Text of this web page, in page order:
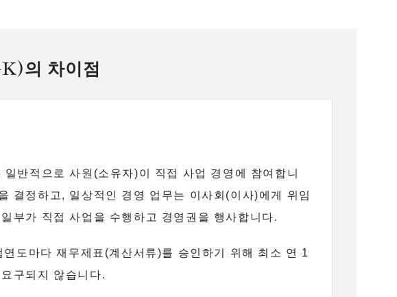
의 차이점
반적으로 사원(소유자)이 직접 사업 경영에 참여합니
결정하고, 일상적인 경영 업무는 이사회(이사)에게 위임
부가 직접 사업을 수행하고 경영권을 행사합니다.
도마다 재무제표(계산서류)를 승인하기 위해 최소 연 1
구되지 않습니다.